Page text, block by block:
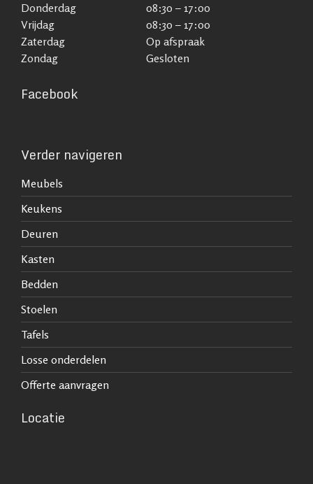
Donderdag
08:30 – 17:00
Vrijdag
08:30 – 17:00
Zaterdag
Op afspraak
Zondag
Gesloten
Facebook
Verder navigeren
Meubels
Keukens
Deuren
Kasten
Bedden
Stoelen
Tafels
Losse onderdelen
Offerte aanvragen
Locatie